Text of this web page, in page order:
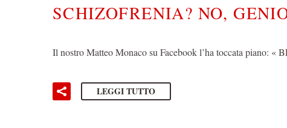
SCHIZOFRENIA? NO,
Il nostro Matteo Monaco su Facebook l’ha toccata piano:
LEGGI TUTTO